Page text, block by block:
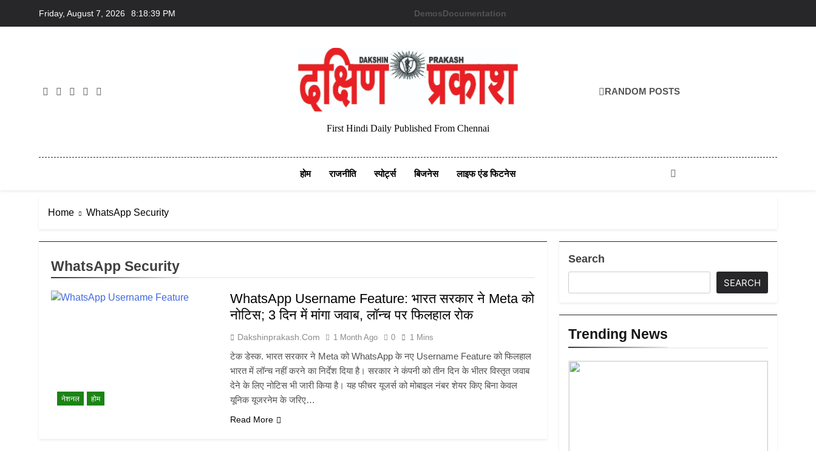
Friday, August 7, 2026 8:18:39 PM DemosDocumentation
First Hindi Daily Published From Chennai
RANDOM POSTS
होम राजनीति स्पोर्ट्स बिजनेस लाइफ एंड फिटनेस
Home WhatsApp Security
WhatsApp Security
नेशनल होम
WhatsApp Username Feature: भारत सरकार ने Meta को
नोटिस; 3 दिन में मांगा जवाब, लॉन्च पर फिलहाल रोक
Dakshinprakash.com 1 Month Ago 0 1 Mins
टेक डेस्क. भारत सरकार ने Meta को WhatsApp के नए Username Feature को फिलहाल
भारत में लॉन्च नहीं करने का निर्देश दिया है। सरकार ने कंपनी को तीन दिन के भीतर विस्तृत जवाब
देने के लिए नोटिस भी जारी किया है। यह फीचर यूजर्स को मोबाइल नंबर शेयर किए बिना केवल
यूनिक यूजरनेम के जरिए…
Read More
Search
SEARCH
Trending News